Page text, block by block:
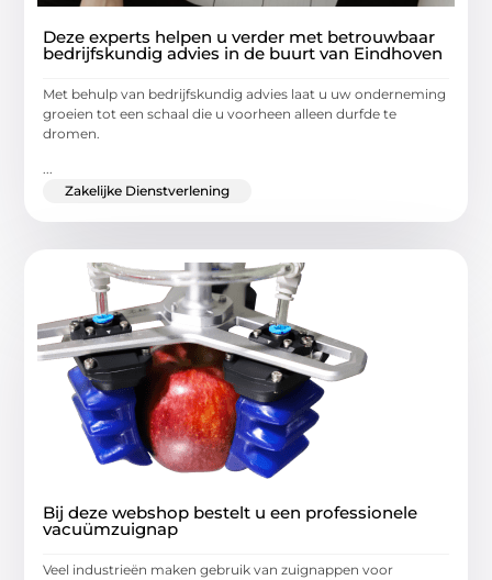
Deze experts helpen u verder met betrouwbaar
bedrijfskundig advies in de buurt van Eindhoven
Met behulp van bedrijfskundig advies laat u uw onderneming
groeien tot een schaal die u voorheen alleen durfde te
dromen.
...
Zakelijke Dienstverlening
Bij deze webshop bestelt u een professionele
vacuümzuignap
Veel industrieën maken gebruik van zuignappen voor